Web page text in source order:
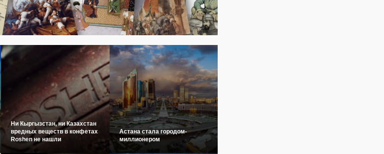
Ни Кыргызстан, ни Казахстан
вредных веществ в конфетах
Roshen не нашли
Астана стала городом-
миллионером